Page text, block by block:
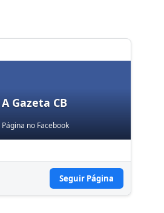
A Gazeta CB
Página no Facebook
Seguir Página